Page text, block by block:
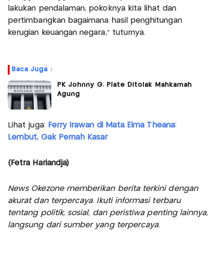
lakukan pendalaman, pokoknya kita lihat dan
pertimbangkan bagaimana hasil penghitungan
kerugian keuangan negara," tuturnya.
Baca Juga :
PK Johnny G. Plate Ditolak Mahkamah
Agung
Lihat juga: Ferry Irawan di Mata Elma Theana:
Lembut, Gak Pernah Kasar
(Fetra Hariandja)
News Okezone memberikan berita terkini dengan
akurat dan terpercaya. Ikuti informasi terbaru
tentang politik, sosial, dan peristiwa penting lainnya,
langsung dari sumber yang terpercaya.